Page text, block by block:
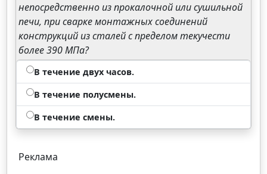
непосредственно из прокалочной или сушильной
печи, при сварке монтажных соединений
конструкций из сталей с пределом текучести
более 390 МПа?
В течение двух часов.
В течение полусмены.
В течение смены.
Реклама